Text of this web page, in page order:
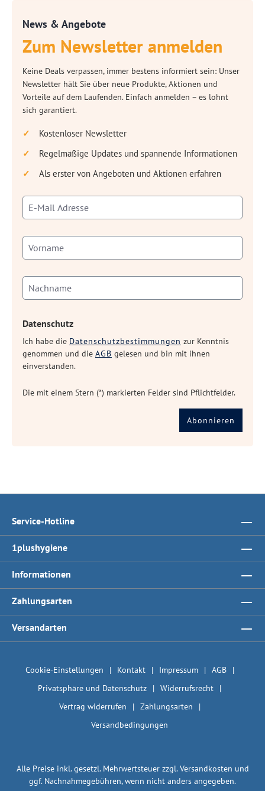
News & Angebote
Zum Newsletter anmelden
Keine Deals verpassen, immer bestens informiert sein: Unser
Newsletter hält Sie über neue Produkte, Aktionen und
Vorteile auf dem Laufenden. Einfach anmelden – es lohnt
sich garantiert.
Kostenloser Newsletter
Regelmäßige Updates und spannende Informationen
Als erster von Angeboten und Aktionen erfahren
Datenschutz
Ich habe die Datenschutzbestimmungen zur Kenntnis
genommen und die AGB gelesen und bin mit ihnen
einverstanden.
Die mit einem Stern (*) markierten Felder sind Pflichtfelder.
Abonnieren
Service-Hotline
1plushygiene
Informationen
Zahlungsarten
Versandarten
Cookie-Einstellungen Kontakt Impressum
AGB
Privatsphäre und Datenschutz
Widerrufsrecht
Vertrag widerrufen
Zahlungsarten
Versandbedingungen
Alle Preise inkl. gesetzl. Mehrwertsteuer zzgl.Versandkosten und
ggf. Nachnahmegebühren, wenn nicht anders angegeben.